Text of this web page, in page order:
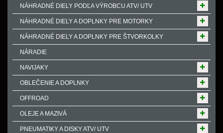
NÁHRADNÉ DIELY PODĽA VÝROBCU ATV/ UTV
NÁHRADNÉ DIELY A DOPLNKY PRE MOTORKY
NÁHRADNÉ DIELY A DOPLNKY PRE ŠTVORKOLKY
NÁRADIE
NAVIJAKY
OBLEČENIE A DOPLNKY
OFFROAD
OLEJE A MAZIVÁ
PNEUMATIKY A DISKY ATV/ UTV